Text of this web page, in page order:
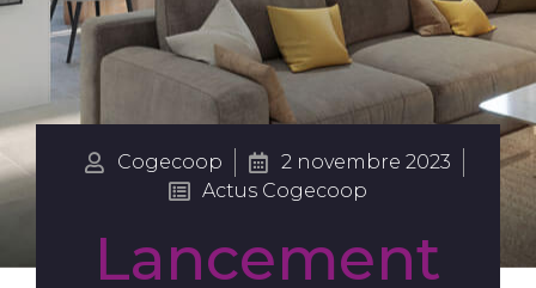
Cogecoop
2 novembre 2023
Actus Cogecoop
Lancement